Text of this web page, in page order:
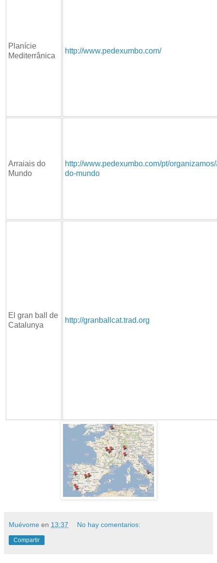
Planície
Mediterrânica
http://www.pedexumbo.com/
Arraiais do
Mundo
http://www.pedexumbo.com/pt/
do-mundo
El gran ball de
Catalunya
http://granballcat.trad.org
Muévome en 13:37 No hay comentarios:
Compartir